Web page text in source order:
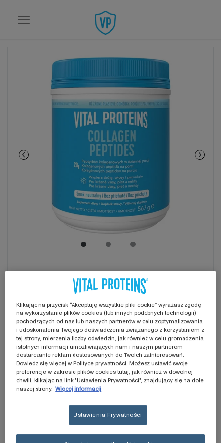
VITAL PROTEINS
COLLAGEN
PEPTIDES 567G
SUPLEMENT
DIETY
Klikając na przycisk “Akceptuję wszystkie pliki cookie” wyrażasz zgodę
na wykorzystanie plików cookies (lub innych podobnych technologii)
pochodzących od nas lub naszych partnerów w celu zoptymalizowania
i udoskonalenia Twojego doświadczenia związanego z korzystaniem z
tej strony, mierzenia liczby odwiedzin, jak również w celu gromadzenia
istotnych informacji umożliwiających nam i naszym partnerom
dostarczanie reklam dostosowanych do Twoich zainteresowań.
Dowiedz się więcej w Polityce prywatności. Możesz ustawić swoje
preferencje w zakresie plików cookies tutaj, jak również w dowolnej
chwili, klikając na link "Ustawienia Prywatności", znajdujący się na dole
naszej strony. Więcej informacji
Ustawienia Prywatności